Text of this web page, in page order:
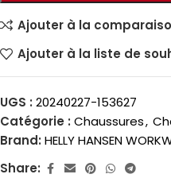
Ajouter à la
Ajouter à la liste de
UGS : 20240227-153627
Catégorie : Chaussures,
Brand: HELLY HANSEN
Share: